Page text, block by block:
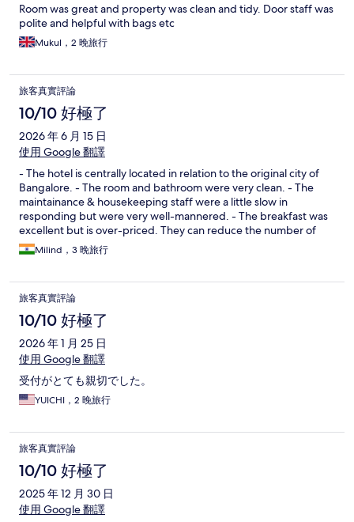
Room was great and property was clean and tidy. Door staff was
polite and helpful with bags etc
Mukul，2 晚旅行
旅客真實評論
10/10 好極了
2026 年 6 月 15 日
使用 Google 翻譯
- The hotel is centrally located in relation to the original city of
Bangalore. - The room and bathroom were very clean. - The
maintainance & housekeeping staff were a little slow in
responding but were very well-mannered. - The breakfast was
excellent but is over-priced. They can reduce the number of
items to reduce the price. - The pool seems to be under-utilized
therefore the water is not as clear as most 4- star pools. Overall a
Milind，3 晚旅行
旅客真實評論
10/10 好極了
2026 年 1 月 25 日
使用 Google 翻譯
受付がとても親切でした。
YUICHI，2 晚旅行
旅客真實評論
10/10 好極了
2025 年 12 月 30 日
使用 Google 翻譯